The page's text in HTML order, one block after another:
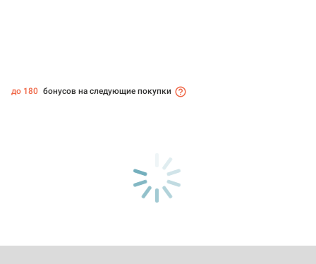
до 180 бонусов на следующие покупки